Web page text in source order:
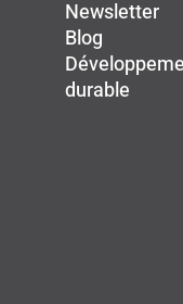
Newsletter
Blog
durable